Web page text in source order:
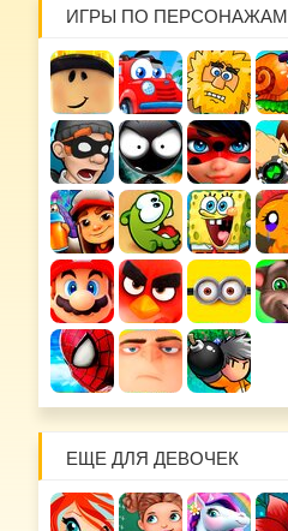
ИГРЫ ПО ПЕРСОНАЖАМ
ЕЩЕ ДЛЯ ДЕВОЧЕК